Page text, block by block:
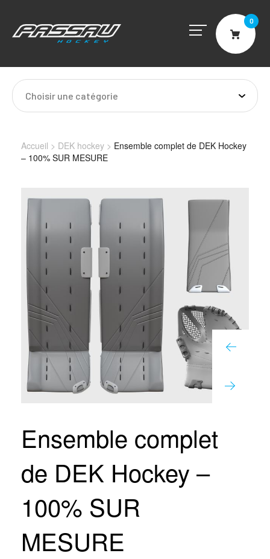
Cart
0
Choisir une catégorie
Accueil > DEK hockey > Ensemble complet de DEK Hockey
– 100% SUR MESURE
Ensemble complet
de DEK Hockey –
100% SUR
MESURE